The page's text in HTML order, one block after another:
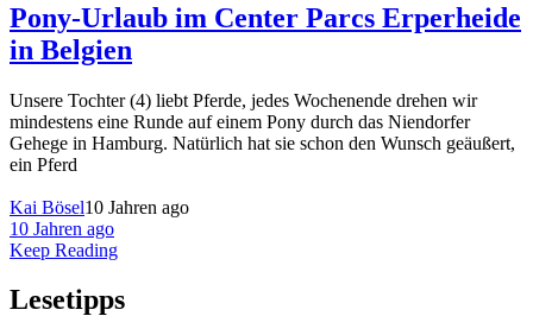
Pony-Urlaub im Center Parcs Erperheide
in Belgien
Unsere Tochter (4) liebt Pferde, jedes Wochenende drehen wir
mindestens eine Runde auf einem Pony durch das Niendorfer
Gehege in Hamburg. Natürlich hat sie schon den Wunsch geäußert,
ein Pferd
Kai Bösel10 Jahren ago
10 Jahren ago
Keep Reading
Lesetipps